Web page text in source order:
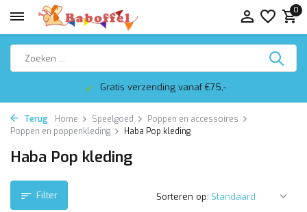
0
Gratis verzending vanaf €75,-
Terug Home Speelgoed
Poppen en accessoires
Poppen en poppenkleding
Haba Pop kleding
Haba Pop kleding
Filter Sorteren op: